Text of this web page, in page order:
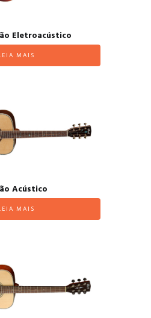
Eletroacústico
MAIS
Acústico
MAIS